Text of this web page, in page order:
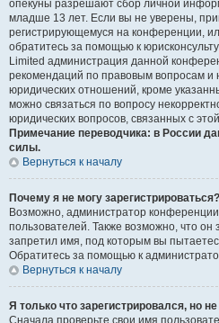
опекуны разрешают сбор личной
младше 13 лет. Если вы не уверены,
регистрирующемуся на конференции,
обратитесь за помощью к
Limited администрация данной
рекомендаций по правовым вопросам и
юридических отношений, кроме
можно связаться по вопросу
юридических вопросов, связанных с
Примечание переводчика: в России
силы.
Вернуться к началу
Почему я не могу зарегистрироваться?
Возможно, администратор
пользователей. Также возможно, что он
запретил имя, под которым вы
Обратитесь за помощью к
Вернуться к началу
Я только что зарегистрировался, но
Сначала проверьте свои имя